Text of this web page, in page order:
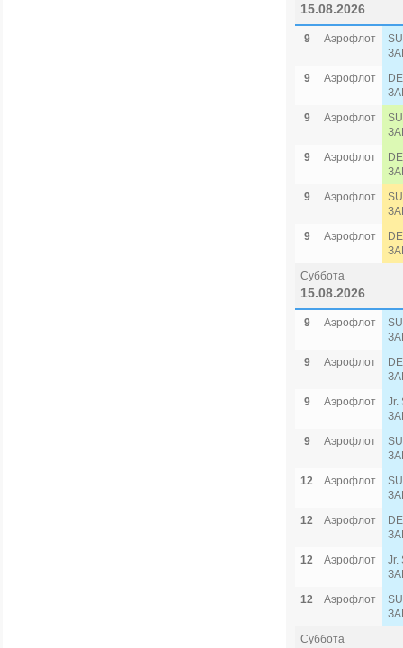
15.08.2026
9 Аэрофлот
9
Аэрофлот
9
Аэрофлот
9
Аэрофлот
9
Аэрофлот
9
Аэрофлот
Суббота
15.08.2026
9 Аэрофлот
9
Аэрофлот
9
Аэрофлот
Jr.
9
Аэрофлот
12
Аэрофлот
12
Аэрофлот
12
Аэрофлот
Jr.
12
Аэрофлот
Суббота